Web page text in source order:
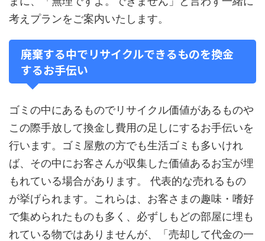
考えプランをご案内いたします。
廃棄する中でリサイクルできるものを換金
するお手伝い
ゴミの中にあるものでリサイクル価値があるものや
この際手放して換金し費用の足しにするお手伝いを
行います。ゴミ屋敷の方でも生活ゴミも多いけれ
ば、その中にお客さんが収集した価値あるお宝が埋
もれている場合があります。 代表的な売れるもの
が挙げられます。これらは、お客さまの趣味・嗜好
で集められたものも多く、必ずしもどの部屋に埋も
れている物ではありませんが、「売却して代金の一